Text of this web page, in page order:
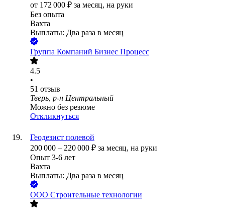
от 172 000 ₽ за месяц, на руки
Без опыта
Вахта
Выплаты: Два раза в месяц
Группа Компаний Бизнес Процесс
4.5
•
51 отзыв
Тверь, р-н Центральный
Можно без резюме
Откликнуться
Геодезист полевой
200 000 – 220 000 ₽ за месяц, на руки
Опыт 3-6 лет
Вахта
Выплаты: Два раза в месяц
ООО Строительные технологии